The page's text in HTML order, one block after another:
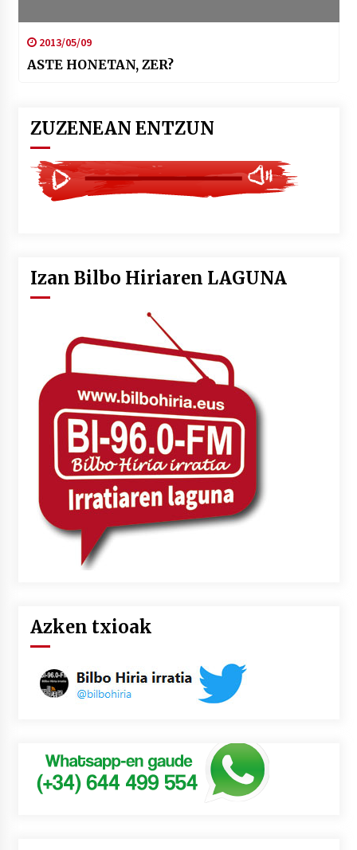
2013/05/09
ASTE HONETAN, ZER?
ZUZENEAN ENTZUN
Izan Bilbo Hiriaren LAGUNA
Azken txioak